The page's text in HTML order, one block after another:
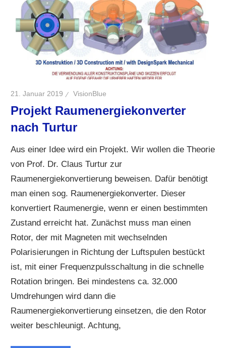
21. Januar 2019 VisionBlue
Projekt Raumenergiekonverter
nach Turtur
Aus einer Idee wird ein Projekt. Wir wollen die Theorie
von Prof. Dr. Claus Turtur zur
Raumenergiekonvertierung beweisen. Dafür benötigt
man einen sog. Raumenergiekonverter. Dieser
konvertiert Raumenergie, wenn er einen bestimmten
Zustand erreicht hat. Zunächst muss man einen
Rotor, der mit Magneten mit wechselnden
Polarisierungen in Richtung der Luftspulen bestückt
ist, mit einer Frequenzpulsschaltung in die schnelle
Rotation bringen. Bei mindestens ca. 32.000
Umdrehungen wird dann die
Raumenergiekonvertierung einsetzen, die den Rotor
weiter beschleunigt. Achtung,